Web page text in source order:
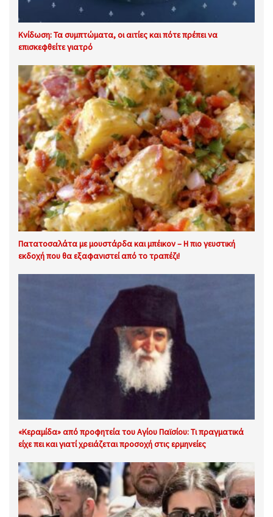
Κνίδωση: Τα συμπτώματα, οι αιτίες και πότε πρέπει να
επισκεφθείτε γιατρό
Πατατοσαλάτα με μουστάρδα και μπέικον – Η πιο γευστική
εκδοχή που θα εξαφανιστεί από το τραπέζι!
«Κεραμίδα» από προφητεία του Αγίου Παϊσίου: Τι πραγματικά
είχε πει και γιατί χρειάζεται προσοχή στις ερμηνείες